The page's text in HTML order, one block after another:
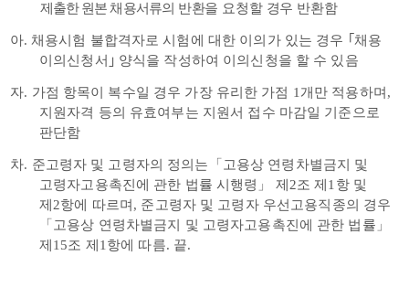
제출한 원본 채용서류의 반환을 요청할 경우 반환함
아. 채용시험 불합격자로 시험에 대한 이의가 있는 경우 ｢ 채용
이의신청서 ｣ 양식을 작성하여 이의신청을 할 수 있음
자. 가점 항목이 복수일 경우 가장 유리한 가점 1 개만 적용하며 ,
지원자격 등의 유효여부는 지원서 접수 마감일 기준으로
판단함
차. 준고령자 및 고령자의 정의는 「 고용상 연령차별금지 및
고령자고용촉진에 관한 법률 시행령 」 제 2조 제 1 항 및
제 2항에 따르며 , 준고령자 및 고령자 우선고용직종의 경우
「 고용상 연령차별금지 및 고령자고용촉진에 관한 법률 」
제 15조 제 1 항에 따름. 끝.